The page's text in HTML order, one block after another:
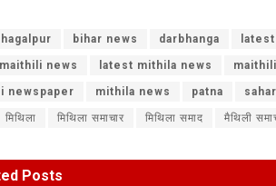
bihar news darbhanga
news latest mithila news
newspaper mithila news patna
मिथिला मिथिला समाचार मिथिला समाद मैथिली
Posts